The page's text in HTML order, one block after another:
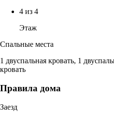
4 из 4
Этаж
Спальные места
1 двуспальная кровать, 1
кровать
Правила дома
Заезд